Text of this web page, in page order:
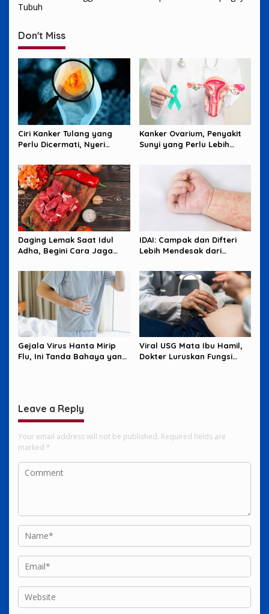
Tubuh
Don't Miss
Ciri Kanker Tulang yang
Perlu Dicermati, Nyeri
Kanker Ovarium, Penyakit
Sunyi yang Perlu Lebih
Daging Lemak Saat Idul
Adha, Begini Cara Jaga
IDAI: Campak dan Difteri
Lebih Mendesak dari
Gejala Virus Hanta Mirip
Flu, Ini Tanda Bahaya yang
Viral USG Mata Ibu Hamil,
Dokter Luruskan Fungsi
Leave a Reply
Your email address will not be published. Required fields are
marked *